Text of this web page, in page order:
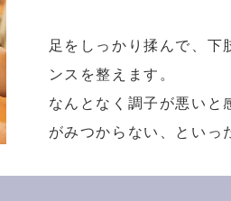
足をしっかり揉んで、下
ンスを整えます。
なんとなく調子が悪いと
がみつからない、といっ